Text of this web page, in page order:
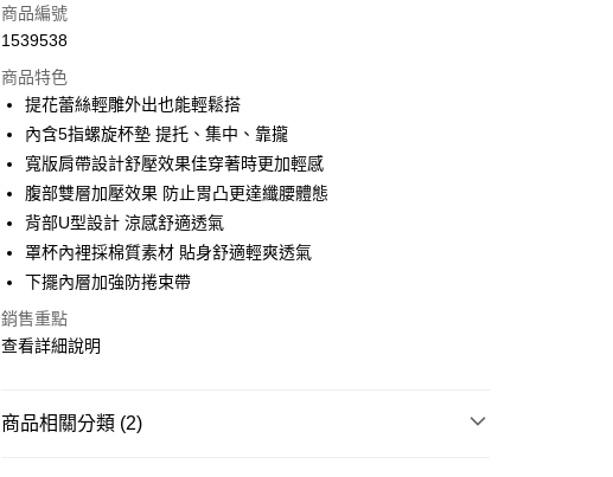
信用卡一次付款
LINE Pay
Apple Pay
街口支付
悠遊付
ATM付款
貨到付款
全家取貨付款
商品編號
1539538
商品特色
提花蕾絲輕雕外出也能輕鬆搭
內含5指螺旋杯墊 提托、集中、靠攏
寬版肩帶設計舒壓效果佳穿著時更加輕感
腹部雙層加壓效果 防止胃凸更達纖腰體態
背部U型設計 涼感舒適透氣
罩杯內裡採棉質素材 貼身舒適輕爽透氣
下擺內層加強防捲束帶
銷售重點
查看詳細說明
商品相關分類 (2)